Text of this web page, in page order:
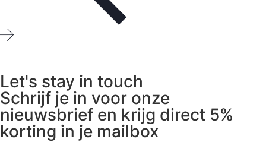
Let's stay in touch
Schrijf je in voor onze
nieuwsbrief en krijg direct 5%
korting in je mailbox